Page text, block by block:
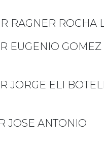
RAGNER ROCHA
EUGENIO GOMEZ
JORGE ELI
JOSE ANTONIO